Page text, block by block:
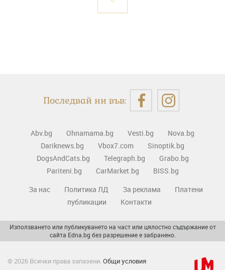
Последвай ни във:
Abv.bg Ohnamama.bg Vesti.bg
Nova.bg
Dariknews.bg
Vbox7.com
Sinoptik.bg
DogsAndCats.bg
Telegraph.bg
Grabo.bg
Pariteni.bg
CarMarket.bg
BISS.bg
За нас
Политика ЛД За реклама
Платени
публикации
Контакти
Използването или публикуването на част или цялостно съдържание от
сайта Edna.bg без разрешение е забранено.
© 2026 Всички права запазени. Общи условия